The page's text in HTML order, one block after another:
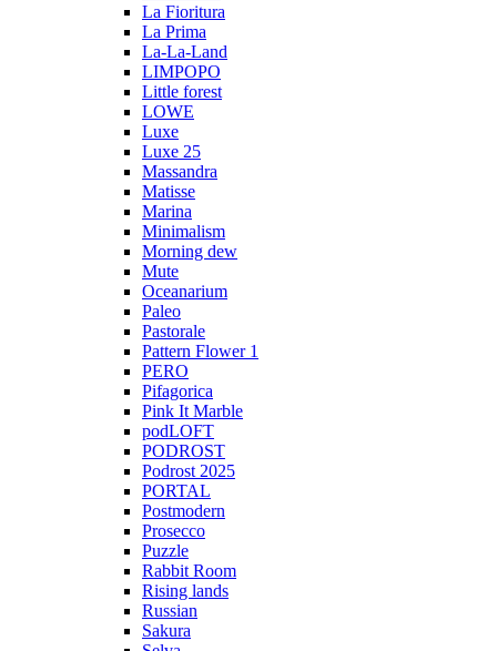
La Fioritura
La Prima
La-La-Land
LIMPOPO
Little forest
LOWE
Luxe
Luxe 25
Massandra
Matisse
Marina
Minimalism
Morning dew
Mute
Oceanarium
Paleo
Pastorale
Pattern Flower 1
PERO
Pifagorica
Pink It Marble
podLOFT
PODROST
Podrost 2025
PORTAL
Postmodern
Prosecco
Puzzle
Rabbit Room
Rising lands
Russian
Sakura